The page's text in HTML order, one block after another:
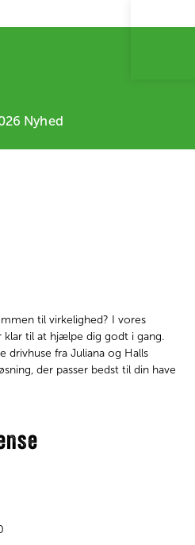
Nyhed
til virkelighed? I vores
klar til at hjælpe dig godt i gang.
drivhuse fra Juliana og Halls
der passer bedst til din have